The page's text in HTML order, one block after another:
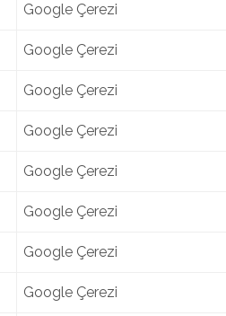
Google Çerezi
Google Çerezi
Google Çerezi
Google Çerezi
Google Çerezi
Google Çerezi
Google Çerezi
Google Çerezi